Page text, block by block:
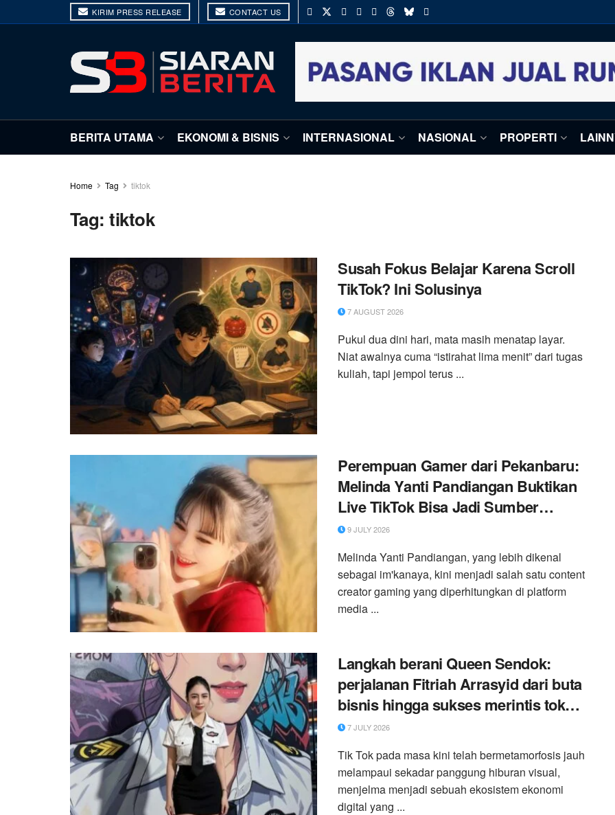
KIRIM PRESS RELEASE CONTACT US
BERITA UTAMA EKONOMI & BISNIS INTERNASIONAL NASIONAL PROPERTI
Home Tag tiktok
Tag:tiktok
Susah Fokus Belajar Karena Scroll
TikTok? Ini Solusinya
7 AUGUST 2026
Pukul dua dini hari, mata masih menatap layar.
Niat awalnya cuma “istirahat lima menit” dari tugas
kuliah, tapi jempol terus ...
Perempuan Gamer dari Pekanbaru:
Melinda Yanti Pandiangan Buktikan
Live TikTok Bisa Jadi Sumber
Penghasilan dan Karier Profesional
9 JULY 2026
Melinda Yanti Pandiangan, yang lebih dikenal
sebagai im'kanaya, kini menjadi salah satu content
creator gaming yang diperhitungkan di platform
media ...
Langkah berani Queen Sendok:
perjalanan Fitriah Arrasyid dari buta
bisnis hingga sukses merintis toko
mandiri di TikTok
7 JULY 2026
Tik Tok pada masa kini telah bermetamorfosis jauh
melampaui sekadar panggung hiburan visual,
menjelma menjadi sebuah ekosistem ekonomi
digital yang ...